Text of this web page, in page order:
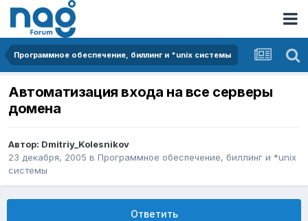
Программное обеспечение, биллинг и *unix системы
Автоматизация входа на все серверы
домена
Автор: Dmitriy_Kolesnikov
23 декабря, 2005 в Программное обеспечение, биллинг и *unix
системы
Ответить